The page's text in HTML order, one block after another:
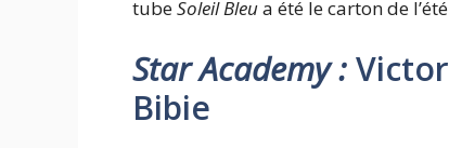
tubeSoleil Bleua été le carton de
Star Academy :
Bibie